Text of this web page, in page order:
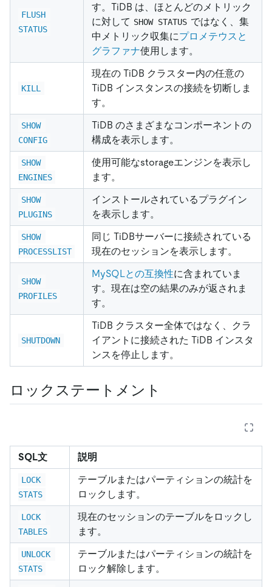
FLUSH
STATUS
す。TiDB は、ほとんどのメトリック
に対して SHOW STATUS ではなく、集
中メトリック収集にプロメテウスと
グラファナ使用します。
KILL
現在の TiDB クラスター内の任意の
TiDB インスタンスの接続を切断しま
す。
SHOW
CONFIG
TiDB のさまざまなコンポーネントの
構成を表示します。
SHOW
ENGINES
使用可能なstorageエンジンを表示し
ます。
SHOW
PLUGINS
インストールされているプラグイン
を表示します。
SHOW
PROCESSLIST
同じ TiDBサーバーに接続されている
現在のセッションを表示します。
SHOW
PROFILES
MySQLとの互換性に含まれていま
す。現在は空の結果のみが返されま
す。
SHUTDOWN
TiDB クラスター全体ではなく、クラ
イアントに接続された TiDB インスタ
ンスを停止します。
ロックステートメント
SQL文 説明
LOCK
STATS
テーブルまたはパーティションの統計を
ロックします。
LOCK
TABLES
現在のセッションのテーブルをロックし
ます。
UNLOCK
STATS
テーブルまたはパーティションの統計を
ロック解除します。